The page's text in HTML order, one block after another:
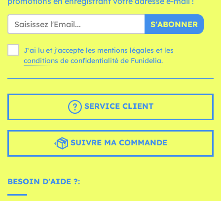
S'ABONNER
J'ai lu et j'accepte les mentions légales et les
conditions de confidentialité de Funidelia.
SERVICE CLIENT
SUIVRE MA COMMANDE
BESOIN D'AIDE ?: